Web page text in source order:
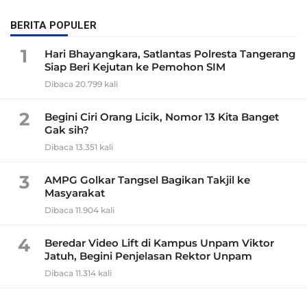
BERITA POPULER
1
Hari Bhayangkara, Satlantas Polresta Tangerang
Siap Beri Kejutan ke Pemohon SIM
Dibaca 20.799 kali
2
Begini Ciri Orang Licik, Nomor 13 Kita Banget
Gak sih?
Dibaca 13.351 kali
3
AMPG Golkar Tangsel Bagikan Takjil ke
Masyarakat
Dibaca 11.904 kali
4
Beredar Video Lift di Kampus Unpam Viktor
Jatuh, Begini Penjelasan Rektor Unpam
Dibaca 11.314 kali